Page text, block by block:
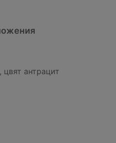
цвят антрацит